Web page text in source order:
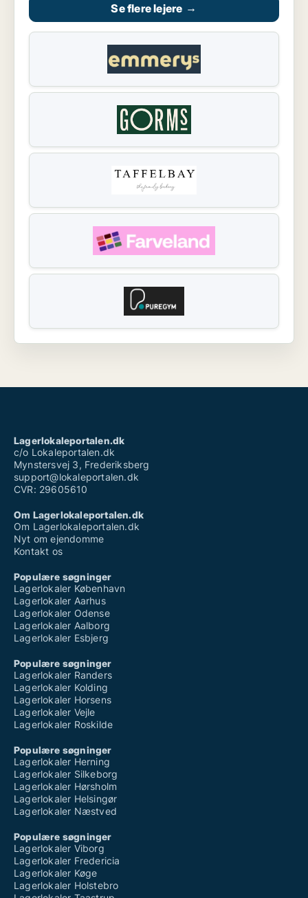
Se flere lejere →
Lagerlokaleportalen.dk
c/o Lokaleportalen.dk
Mynstersvej 3, Frederiksberg
support@lokaleportalen.dk
CVR: 29605610
Om Lagerlokaleportalen.dk
Om Lagerlokaleportalen.dk
Nyt om ejendomme
Kontakt os
Populære søgninger
Lagerlokaler København
Lagerlokaler Aarhus
Lagerlokaler Odense
Lagerlokaler Aalborg
Lagerlokaler Esbjerg
Populære søgninger
Lagerlokaler Randers
Lagerlokaler Kolding
Lagerlokaler Horsens
Lagerlokaler Vejle
Lagerlokaler Roskilde
Populære søgninger
Lagerlokaler Herning
Lagerlokaler Silkeborg
Lagerlokaler Hørsholm
Lagerlokaler Helsingør
Lagerlokaler Næstved
Populære søgninger
Lagerlokaler Viborg
Lagerlokaler Fredericia
Lagerlokaler Køge
Lagerlokaler Holstebro